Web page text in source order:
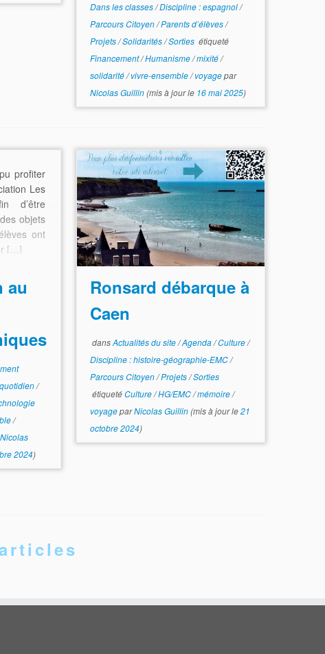
Dans les classes/Discipline : espagnol/
Parcours Citoyen/Parents d’élèves/
Projets/Solidarités/Sorties étiqueté
Financement/Humanisme/mixité/
solidarité/vivre-ensemble/voyagepar
Nicolas Guillin(mis à jour le 16 mai 2025)
profiter
Les
d’être
objets
ont
[…]
au
/
/
Nicolas
2024)
Ronsard débarque à
Caen
dansActualités du site/Agenda/Culture/
Discipline : histoire-géographie-EMC/
Parcours Citoyen/Projets/Sorties
étiquetéCulture/HG/EMC/mémoire/
voyageparNicolas Guillin(mis à jour le21
octobre 2024)